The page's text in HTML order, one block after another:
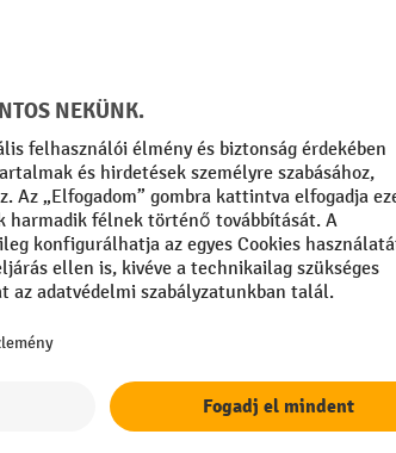
600 mm, tömörgumi/nylon
raklapemelők
Süllyesztési sebesség teherrel /
teher nélkül
Teherbírás
Teherkerék felszereltsége